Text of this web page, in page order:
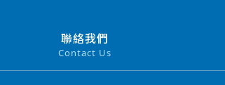
聯絡我們
Contact Us